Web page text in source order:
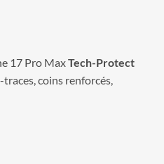
17 Pro MaxTech-Protect
coins renforcés,